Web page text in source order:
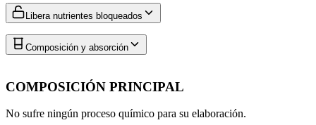
Libera nutrientes bloqueados
Composición y absorción
COMPOSICIÓN PRINCIPAL
No sufre ningún proceso químico para su elaboración.